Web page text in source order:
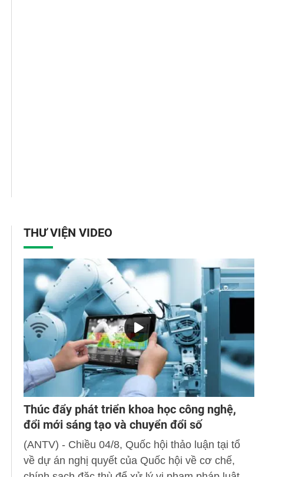
THƯ VIỆN VIDEO
Thúc đẩy phát triển khoa học công nghệ,
đổi mới sáng tạo và chuyển đổi số
(ANTV) - Chiều 04/8, Quốc hội thảo luận tại tổ
về dự án nghị quyết của Quốc hội về cơ chế,